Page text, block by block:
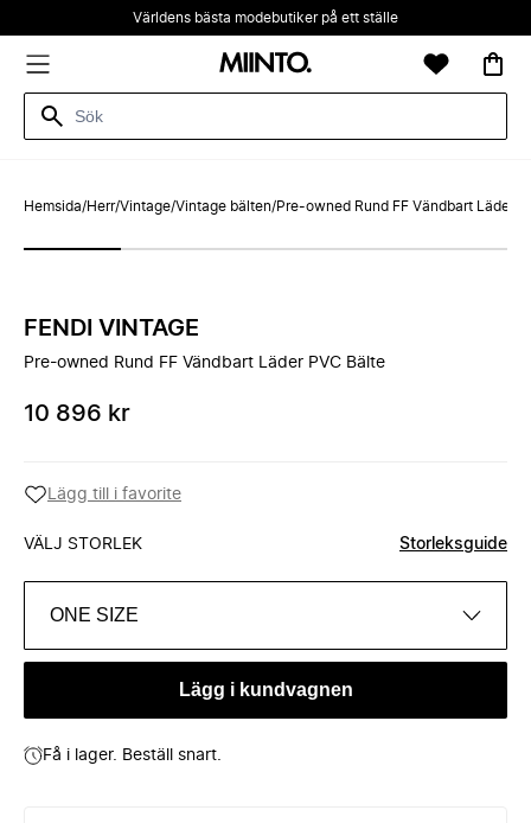
Världens bästa modebutiker på ett ställe
Hemsida/Herr/Vintage/Vintage bälten/Pre-owned Rund FF Vändbart Läder
FENDI VINTAGE
Pre-owned Rund FF Vändbart Läder PVC Bälte
10 896 kr
Lägg till i favorite
VÄLJ STORLEK Storleksguide
ONE SIZE
Lägg i kundvagnen
Få i lager. Beställ snart.